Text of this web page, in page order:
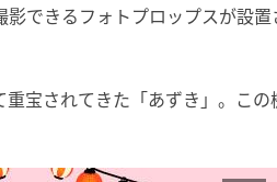
できるフォトプロップスが設
宝されてきた「あずき」。この